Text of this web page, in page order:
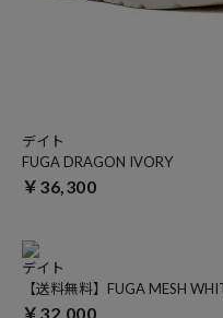
デイト
FUGA DRAGON IVORY
￥36,300
デイト
【送料無料】FUGA MESH
￥32,000